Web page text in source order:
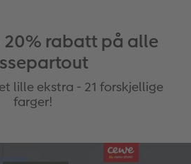
20% rabatt på alle
lille ekstra - 21 forskjellige
farger!